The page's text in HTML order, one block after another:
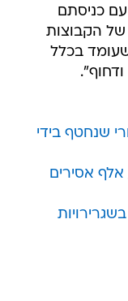
כניסתם
של הקבוצות
בכלל
ודחוף".
שנחטף בידי
אלף אסירים